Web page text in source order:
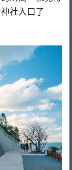
社入口了